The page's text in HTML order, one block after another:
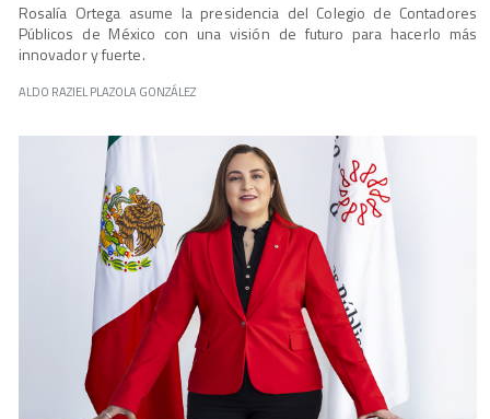
Rosalía Ortega asume la presidencia del Colegio de Contadores
Públicos de México con una visión de futuro para hacerlo más
innovador y fuerte.
ALDO RAZIEL PLAZOLA GONZÁLEZ